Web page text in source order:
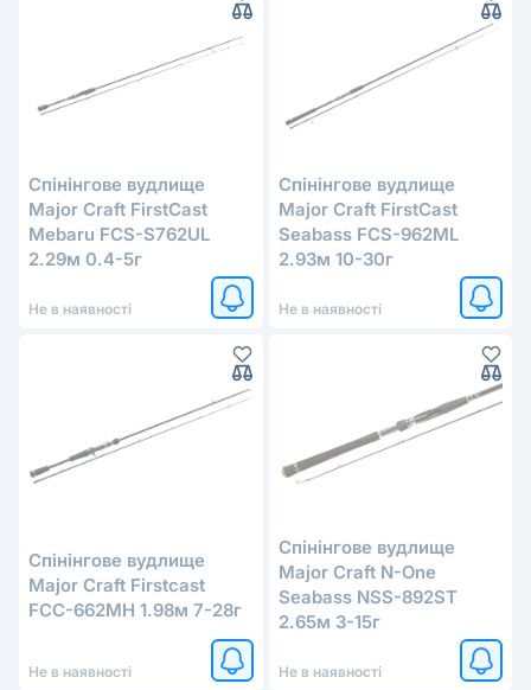
Спінінгове вудлище
Major Craft FirstCast
Mebaru FCS-S762UL
2.29м 0.4-5г
Не в наявності
Спінінгове вудлище
Major Craft FirstCast
Seabass FCS-962ML
2.93м 10-30г
Не в наявності
Спінінгове вудлище
Major Craft Firstcast
FCC-662MH 1.98м 7-28г
Не в наявності
Cпінінговe вудлище
Major Craft N-One
Seabass NSS-892ST
2.65м 3-15г
Не в наявності